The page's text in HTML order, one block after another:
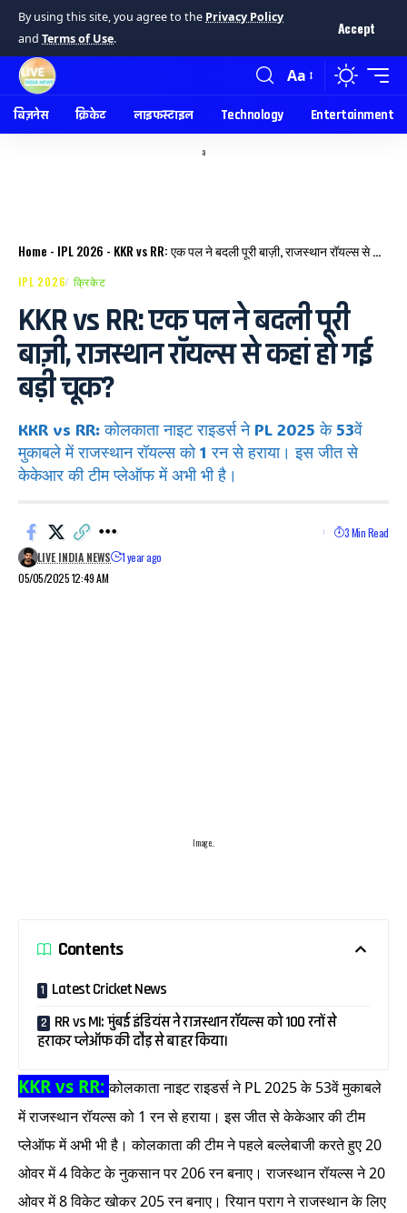
By using this site, you agree to the Privacy Policy
and Terms of Use.
Accept
Aa
बिज़नेस क्रिकेट लाइफस्टाइल Technology Entertainment
a
Home - IPL 2026 - KKR vs RR: एक पल ने बदली पूरी बाज़ी, राजस्थान रॉयल्स से कहां हो गई बड़ी चूक?
IPL 2026 क्रिकेट
KKR vs RR: एक पल ने बदली पूरी
बाज़ी, राजस्थान रॉयल्स से कहां हो गई
बड़ी चूक?
KKR vs RR: कोलकाता नाइट राइडर्स ने PL 2025 के 53वें
मुकाबले में राजस्थान रॉयल्स को 1 रन से हराया। इस जीत से
केकेआर की टीम प्लेऑफ में अभी भी है।
05/05/2025 12:49 AM
LIVE INDIA NEWS 1 year ago
3 Min Read
Image..
Contents
Latest Cricket News
RR vs MI: मुंबई इंडियंस ने राजस्थान रॉयल्स को 100 रनों से
हराकर प्लेऑफ की दौड़ से बाहर किया।
KKR vs RR: कोलकाता नाइट राइडर्स ने PL 2025 के 53वें मुकाबले
में राजस्थान रॉयल्स को 1 रन से हराया। इस जीत से केकेआर की टीम
प्लेऑफ में अभी भी है। कोलकाता की टीम ने पहले बल्लेबाजी करते हुए 20
ओवर में 4 विकेट के नुकसान पर 206 रन बनाए। राजस्थान रॉयल्स ने 20
ओवर में 8 विकेट खोकर 205 रन बनाए। रियान पराग ने राजस्थान के लिए